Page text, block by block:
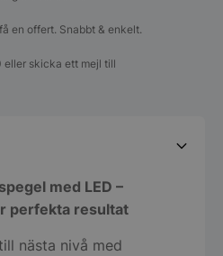
en offert. Snabbt & enkelt.
eller skicka ett mejl till
med LED –
perfekta resultat
nästa nivå med